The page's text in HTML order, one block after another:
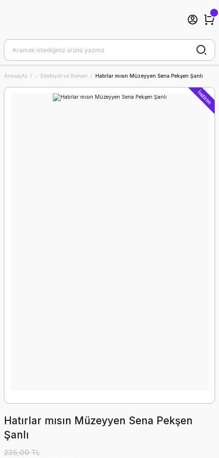
Anasayfa ✅ Edebiyat ve Roman Hatırlar mısın Müzeyyen Sena Pekşen Şanlı
İndirim
Hatırlar mısın Müzeyyen Sena Pekşen
Şanlı
235,00 TL